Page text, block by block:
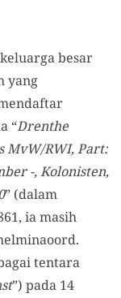
besar
yang
“Drenthe
MvW/RWI, Part:
-, Kolonisten,
” (dalam
ia masih
tentara
”) pada 14